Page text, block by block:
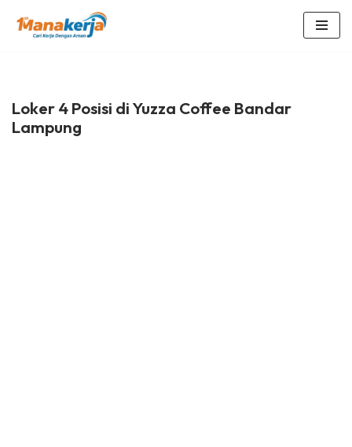
Loker 4 Posisi di Yuzza Coffee Bandar
Lampung